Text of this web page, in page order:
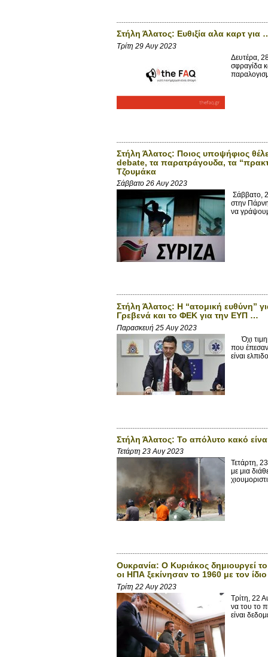
Στήλη Άλατος: Ευθιξία αλα καρτ
Τρίτη 29 Αυγ 2023
Δευτέρα,
σφραγίδα
Στήλη Άλατος: Ποιος υποψήφιος
debate, τα παρατράγουδα, τα
Τζουμάκα
Σάββατο 26 Αυγ 2023
Σάββατο,
στην
να
Στήλη Άλατος: Η “ατομική ευθύνη”
Γρεβενά και το ΦΕΚ για την ΕΥΠ …
Παρασκευή 25 Αυγ 2023
Όχι
που έπεσαν
είναι
Στήλη Άλατος: Το απόλυτο κακό
Τετάρτη 23 Αυγ 2023
Τετάρτη,
με μια
Ουκρανία: Ο Κυριάκος δημιουργεί
οι ΗΠΑ ξεκίνησαν το 1960 με τον
Τρίτη 22 Αυγ 2023
Τρίτη, 22
να του το
είναι